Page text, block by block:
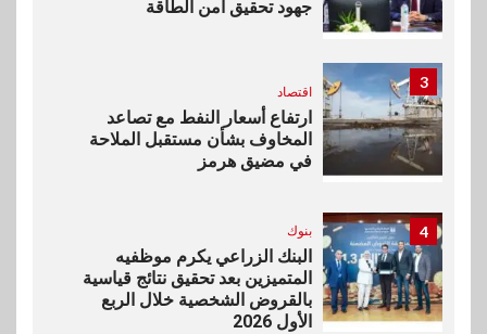
جهود تحقيق أمن الطاقة
3
اقتصاد
ارتفاع أسعار النفط مع تصاعد
المخاوف بشأن مستقبل الملاحة
في مضيق هرمز
4 بنوك
البنك الزراعي يكرم موظفيه
المتميزين بعد تحقيق نتائج قياسية
بالقروض الشخصية خلال الربع
الأول 2026